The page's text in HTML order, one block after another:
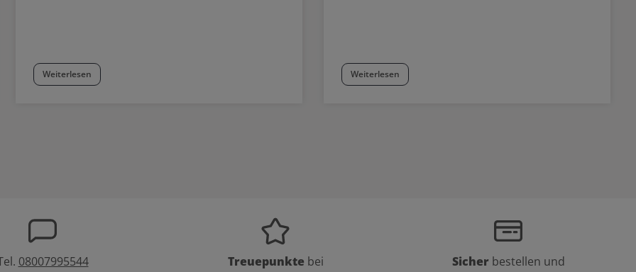
Weiterlesen Weiterlesen
08007995544
Treuepunkte bei
Sicher bestellen und